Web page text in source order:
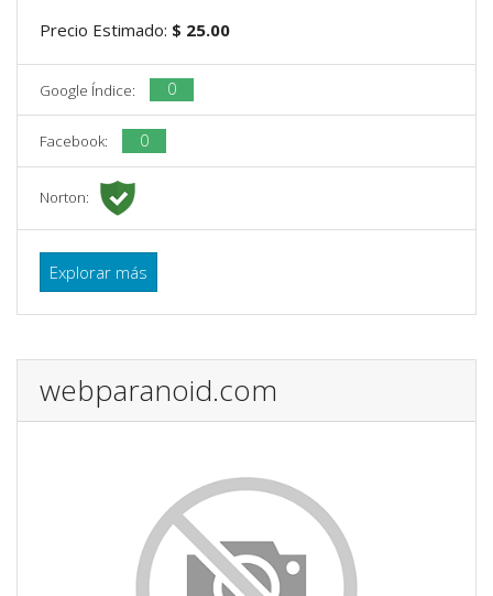
Precio Estimado: $ 25.00
Google Índice: 0
Facebook: 0
Norton:
Explorar más
webparanoid.com